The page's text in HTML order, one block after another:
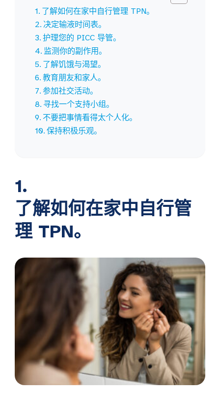
了解如何在家中自行管理 TPN。
决定输液时间表。
护理您的 PICC 导管。
监测你的副作用。
了解饥饿与渴望。
教育朋友和家人。
参加社交活动。
寻找一个支持小组。
不要把事情看得太个人化。
保持积极乐观。
1.
了解如何在家中自行管
理 TPN。